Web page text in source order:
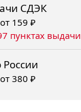
СДЭК
159 ₽
пунктах выдачи
России
380 ₽